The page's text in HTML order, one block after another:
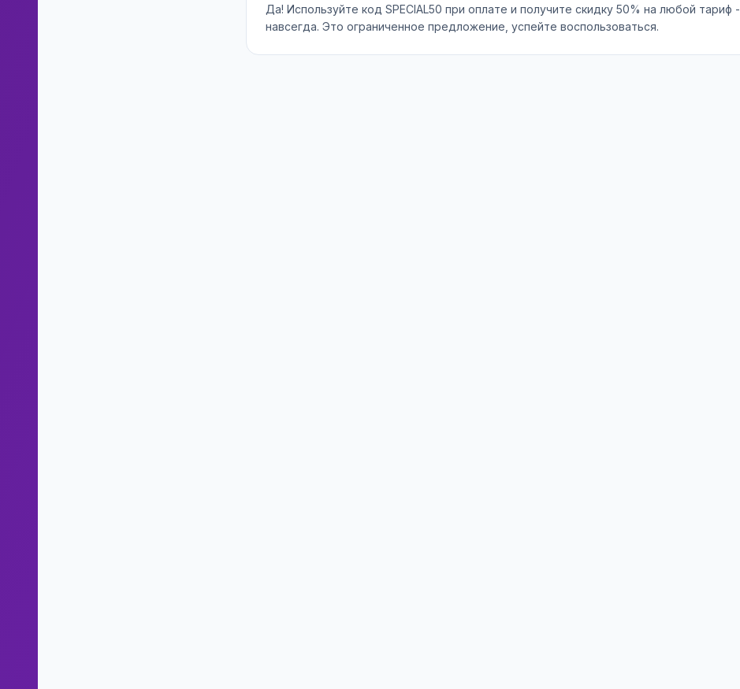
Да! Используйте код SPECIAL50 при оплате и получите скидку 50% на любой тариф -
навсегда. Это ограниченное предложение, успейте воспользоваться.